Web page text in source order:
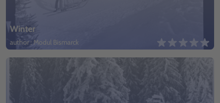
Winter
author : Modul Bismarck